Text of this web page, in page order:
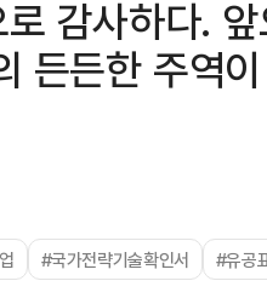
감사하다.
든든한 주역
#국가전략기술확인서 #유공